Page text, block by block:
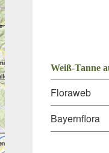
Weiß-Tanne
Floraweb
Bayernflora